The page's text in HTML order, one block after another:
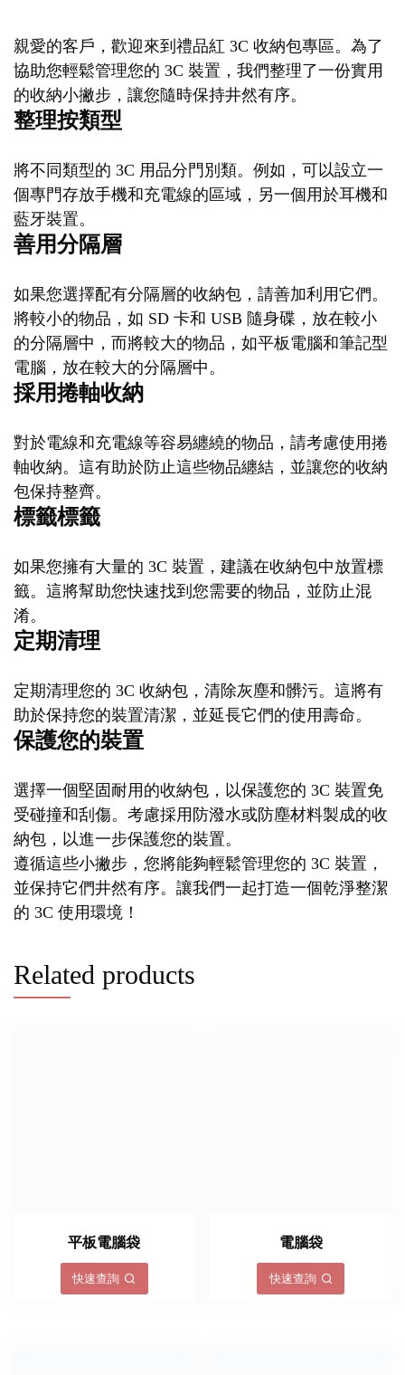
親愛的客戶，歡迎來到禮品紅 3C 收納包專區。為了
協助您輕鬆管理您的 3C 裝置，我們整理了一份實用
的收納小撇步，讓您隨時保持井然有序。
整理按類型
將不同類型的 3C 用品分門別類。例如，可以設立一
個專門存放手機和充電線的區域，另一個用於耳機和
藍牙裝置。
善用分隔層
如果您選擇配有分隔層的收納包，請善加利用它們。
將較小的物品，如 SD 卡和 USB 隨身碟，放在較小
的分隔層中，而將較大的物品，如平板電腦和筆記型
電腦，放在較大的分隔層中。
採用捲軸收納
對於電線和充電線等容易纏繞的物品，請考慮使用捲
軸收納。這有助於防止這些物品纏結，並讓您的收納
包保持整齊。
標籤標籤
如果您擁有大量的 3C 裝置，建議在收納包中放置標
籤。這將幫助您快速找到您需要的物品，並防止混
淆。
定期清理
定期清理您的 3C 收納包，清除灰塵和髒污。這將有
助於保持您的裝置清潔，並延長它們的使用壽命。
保護您的裝置
選擇一個堅固耐用的收納包，以保護您的 3C 裝置免
受碰撞和刮傷。考慮採用防潑水或防塵材料製成的收
納包，以進一步保護您的裝置。
遵循這些小撇步，您將能夠輕鬆管理您的 3C 裝置，
並保持它們井然有序。讓我們一起打造一個乾淨整潔
的 3C 使用環境！
Related products
平板電腦袋
快速查詢
電腦袋
快速查詢